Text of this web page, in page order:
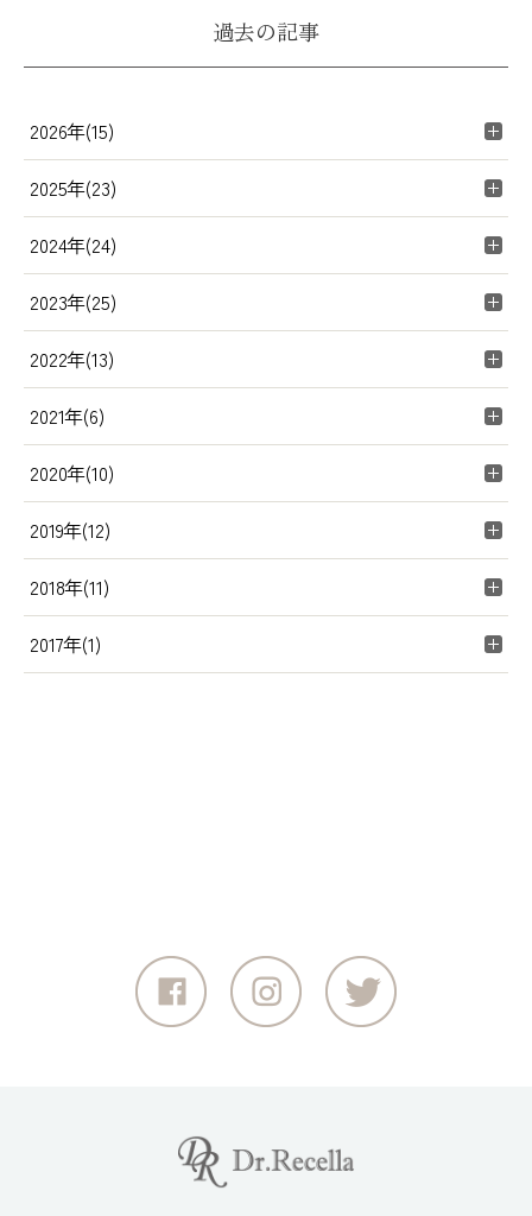
過去の記事
2026年(15)
2025年(23)
2024年(24)
2023年(25)
2022年(13)
2021年(6)
2020年(10)
2019年(12)
2018年(11)
2017年(1)